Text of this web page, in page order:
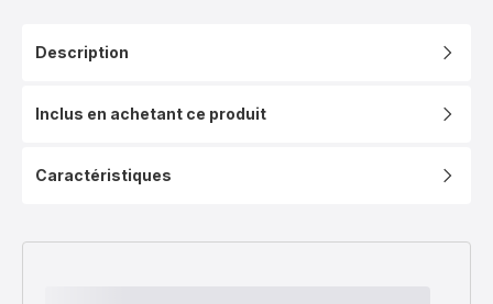
Description
Inclus en achetant ce produit
Caractéristiques